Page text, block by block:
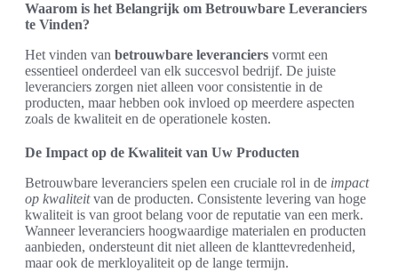
Waarom is het Belangrijk om Betrouwbare Leveranciers
te Vinden?
Het vinden van betrouwbare leveranciers vormt een
essentieel onderdeel van elk succesvol bedrijf. De juiste
leveranciers zorgen niet alleen voor consistentie in de
producten, maar hebben ook invloed op meerdere aspecten
zoals de kwaliteit en de operationele kosten.
De Impact op de Kwaliteit van Uw Producten
Betrouwbare leveranciers spelen een cruciale rol in de impact
op kwaliteitvan de producten. Consistente levering van hoge
kwaliteit is van groot belang voor de reputatie van een merk.
Wanneer leveranciers hoogwaardige materialen en producten
aanbieden, ondersteunt dit niet alleen de klanttevredenheid,
maar ook de merkloyaliteit op de lange termijn.